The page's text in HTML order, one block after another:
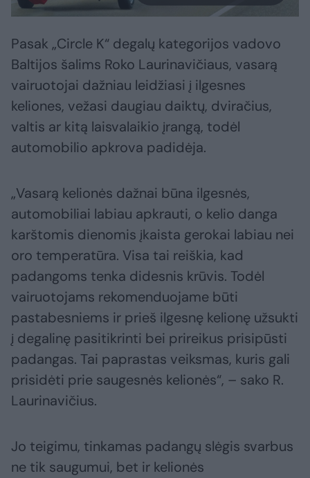
Pasak „Circle K“ degalų kategorijos vadovo
Baltijos šalims Roko Laurinavičiaus, vasarą
vairuotojai dažniau leidžiasi į ilgesnes
keliones, vežasi daugiau daiktų, dviračius,
valtis ar kitą laisvalaikio įrangą, todėl
automobilio apkrova padidėja.
„Vasarą kelionės dažnai būna ilgesnės,
automobiliai labiau apkrauti, o kelio danga
karštomis dienomis įkaista gerokai labiau nei
oro temperatūra. Visa tai reiškia, kad
padangoms tenka didesnis krūvis. Todėl
vairuotojams rekomenduojame būti
pastabesniems ir prieš ilgesnę kelionę užsukti
į degalinę pasitikrinti bei prireikus prisipūsti
padangas. Tai paprastas veiksmas, kuris gali
prisidėti prie saugesnės kelionės“, – sako R.
Laurinavičius.
Jo teigimu, tinkamas padangų slėgis svarbus
ne tik saugumui, bet ir kelionės